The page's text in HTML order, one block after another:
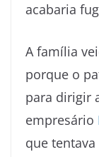
acabaria
A família
porque o
para dirigir
empresário
que